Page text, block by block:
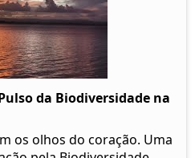
da Biodiversidade na
os olhos do coração. Uma